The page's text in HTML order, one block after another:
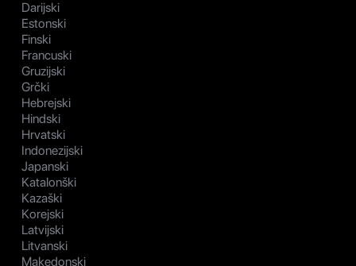
Darijski
Estonski
Finski
Francuski
Gruzijski
Grčki
Hebrejski
Hindski
Hrvatski
Indonezijski
Japanski
Katalonški
Kazaški
Korejski
Latvijski
Litvanski
Makedonski